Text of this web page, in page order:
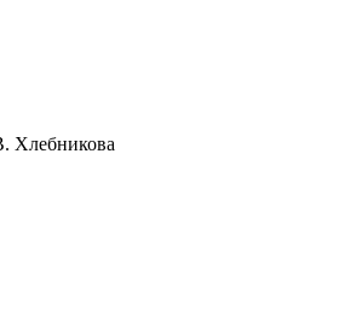
Хлебникова